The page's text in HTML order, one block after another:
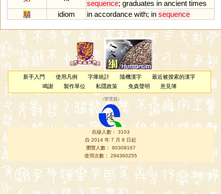
sequence; graduates in ancient times
順
idiom in accordance with; in sequence
新手入門 使用凡例 字庫統計 隨機漢字
最近被搜索的漢字
鳴謝
製作單位 私隱政策 免責聲明 意見簿
（管理員 ）
在線人數： 3103
自 2014 年 7 月 8 日起
瀏覽人數： 80308167
使用次數： 294360255